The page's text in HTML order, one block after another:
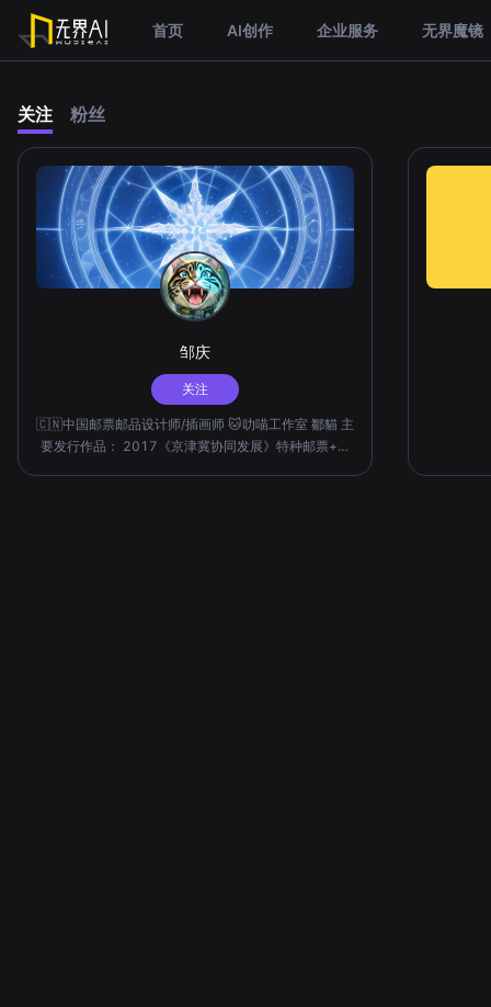
首页 AI创作 企业服务 无界魔镜
关注 粉丝
邹庆
关注
🇨🇳中国邮票邮品设计师/插画师 🐱叻喵工作室 鄒貓 主
要发行作品： 2017《京津冀协同发展》特种邮票+小